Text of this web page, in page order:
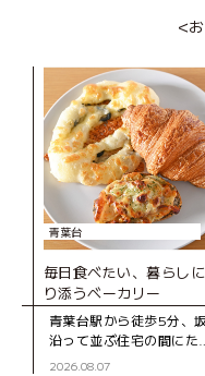
美におすすめのお店です
<
青葉台
毎日食べたい、暮らし
り添うベーカリー
青葉台駅から徒歩5分、
沿って並ぶ住宅の間にたた
ずむ「ブーランジェD316
2026.08.07